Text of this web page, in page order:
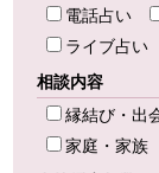
電話占い
ライブ占い
相談内容
縁結び・出
家庭・家族